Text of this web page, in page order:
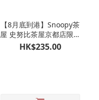
【8月底到港】Snoopy茶
屋 史努比茶屋京都店限定
京和傘 SNOOPY 公仔掛飾
HK$235.00